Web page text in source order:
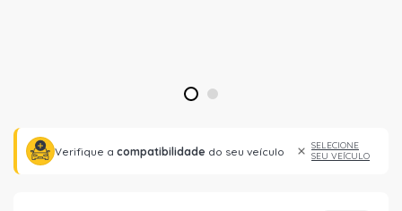
1 2
Verifique a compatibilidade do seu veículo
SELECIONE
SEU VEÍCULO